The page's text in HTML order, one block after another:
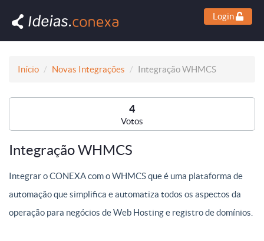
Login
Início Novas Integrações Integração WHMCS
4
Votos
Integração WHMCS
Integrar o CONEXA com o WHMCS que é uma plataforma de
automação que simplifica e automatiza todos os aspectos da
operação para negócios de Web Hosting e registro de domínios.